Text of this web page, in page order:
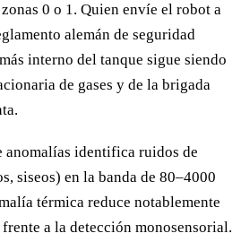
0 o 1. Quien envíe el robot a
alemán de seguridad
interno del tanque sigue siendo
de gases y de la brigada
anomalías identifica ruidos de
siseos) en la banda de 80–4000
térmica reduce notablemente
a la detección monosensorial.